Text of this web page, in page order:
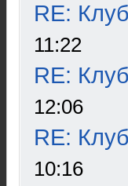
RE:
11:22
RE:
12:06
RE:
10:16